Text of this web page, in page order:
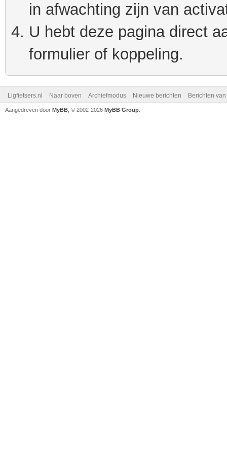
in afwachting zijn van
U hebt deze pagina direct
formulier of koppeling.
Ligfietsers.nl Naar boven Archiefmodus Nieuwe berichten Berichten
Aangedreven door MyBB , © 2002-2026 MyBB Group